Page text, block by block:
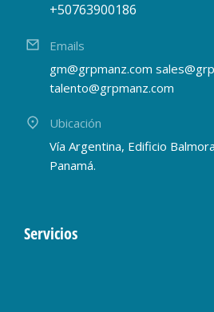
+50763900186
Emails
gm@grpmanz.com
talento@grpmanz.com
Ubicación
Vía Argentina, Edificio
Panamá.
Servicios